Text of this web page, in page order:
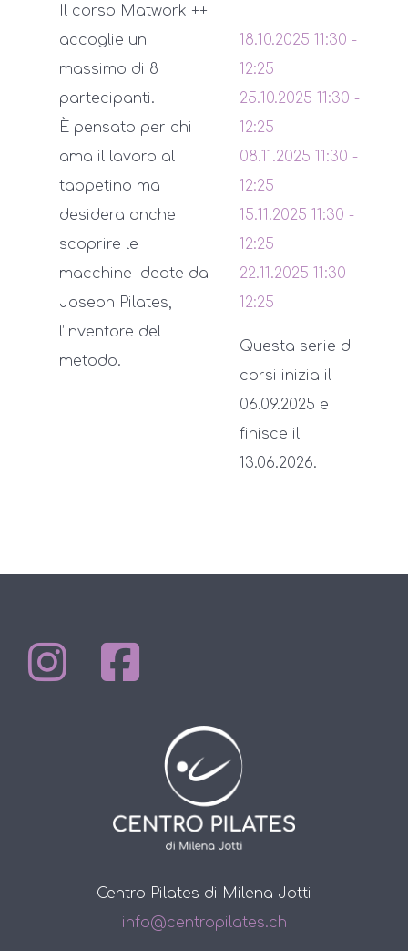
Il corso Matwork ++
accoglie un
massimo di 8
partecipanti.
È pensato per chi
ama il lavoro al
tappetino ma
desidera anche
scoprire le
macchine ideate da
Joseph Pilates,
l’inventore del
metodo.
18.10.2025 11:30 -
12:25
25.10.2025 11:30 -
12:25
08.11.2025 11:30 -
12:25
15.11.2025 11:30 -
12:25
22.11.2025 11:30 -
12:25
Questa serie di
corsi inizia il
06.09.2025 e
finisce il
13.06.2026.
Centro Pilates di Milena Jotti
info@centropilates.ch